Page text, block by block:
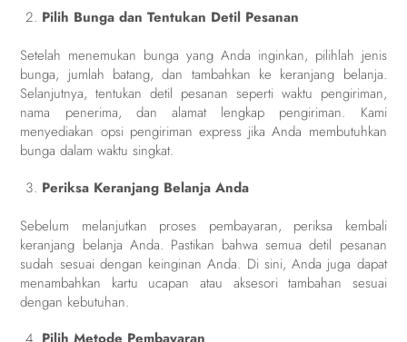
Pilih Bunga dan Tentukan Detil Pesanan
Setelah menemukan bunga yang Anda inginkan, pilihlah jenis
bunga, jumlah batang, dan tambahkan ke keranjang belanja.
Selanjutnya, tentukan detil pesanan seperti waktu pengiriman,
nama penerima, dan alamat lengkap pengiriman. Kami
menyediakan opsi pengiriman express jika Anda membutuhkan
bunga dalam waktu singkat.
Periksa Keranjang Belanja Anda
Sebelum melanjutkan proses pembayaran, periksa kembali
keranjang belanja Anda. Pastikan bahwa semua detil pesanan
sudah sesuai dengan keinginan Anda. Di sini, Anda juga dapat
menambahkan kartu ucapan atau aksesori tambahan sesuai
dengan kebutuhan.